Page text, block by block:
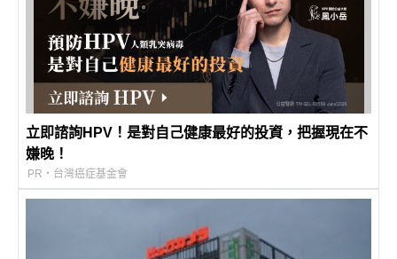
立即諮詢HPV！是對自己健康最好的投資，把握現在不
嫌晚！
PR・台灣癌症基金會